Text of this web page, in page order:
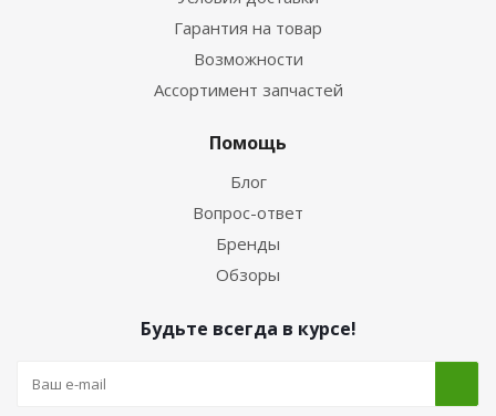
Гарантия на товар
Возможности
Ассортимент запчастей
Помощь
Блог
Вопрос-ответ
Бренды
Обзоры
Будьте всегда в курсе!